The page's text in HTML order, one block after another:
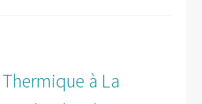
à La